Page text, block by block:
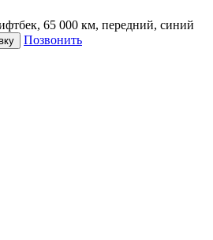
65 000 км, передний, синий
Позвонить